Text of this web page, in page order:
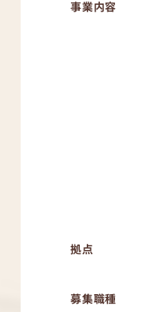
事業内容
拠点
募集職種